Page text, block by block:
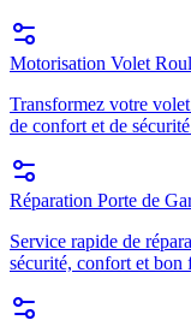
Motorisation Volet
Transformez votre
de confort et de
Réparation Porte de
Service rapide de
sécurité, confort et bon